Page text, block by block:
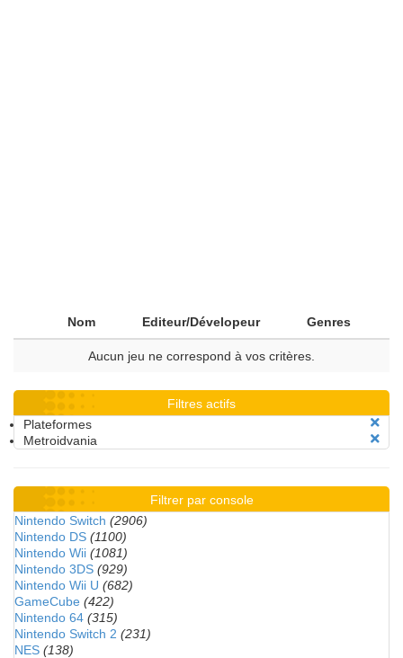
Nom Editeur/Dévelopeur Genres
Aucun jeu ne correspond à vos critères.
Filtres actifs
Plateformes
Metroidvania
Filtrer par console
Nintendo Switch (2906)
Nintendo DS (1100)
Nintendo Wii (1081)
Nintendo 3DS (929)
Nintendo Wii U (682)
GameCube (422)
Nintendo 64 (315)
Nintendo Switch 2 (231)
NES (138)